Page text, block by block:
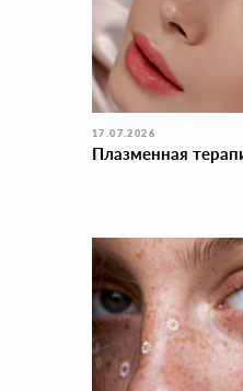
17.07.2026
Плазменная